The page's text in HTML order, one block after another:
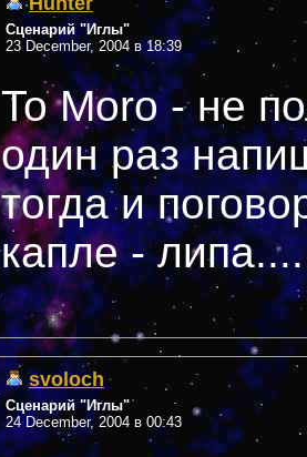
Сценарий "Иглы"
23 December, 2004 в 18:39
To Moro - не
один раз
тогда и
капле -
svoloch
Сценарий "Иглы"
24 December, 2004 в 00:43